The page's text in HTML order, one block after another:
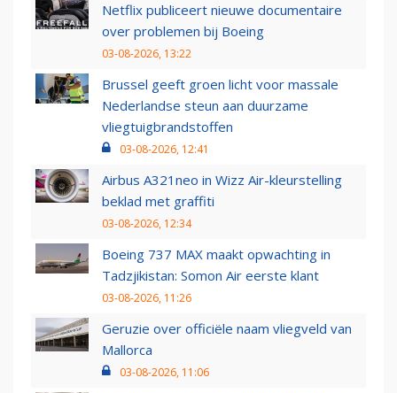
Netflix publiceert nieuwe documentaire
over problemen bij Boeing
03-08-2026, 13:22
Brussel geeft groen licht voor massale
Nederlandse steun aan duurzame
vliegtuigbrandstoffen
03-08-2026, 12:41
Airbus A321neo in Wizz Air-kleurstelling
beklad met graffiti
03-08-2026, 12:34
Boeing 737 MAX maakt opwachting in
Tadzjikistan: Somon Air eerste klant
03-08-2026, 11:26
Geruzie over officiële naam vliegveld van
Mallorca
03-08-2026, 11:06